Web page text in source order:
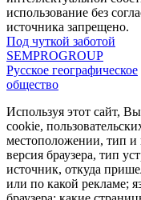
использование без
источника запрещено.
Под чуткой заботой
SEMPROGROUP
Русское географическое
общество
Используя этот сайт,
cookie,
местоположении, тип и
версия браузера, тип
источник, откуда
или по какой рекламе;